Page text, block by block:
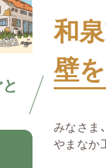
和
壁
みなさま
やまなか